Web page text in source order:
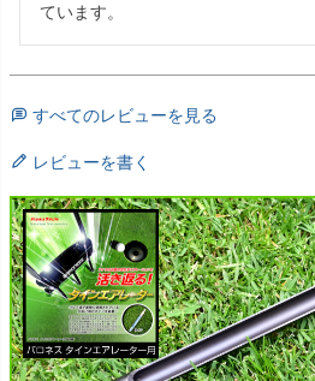
ています。
すべてのレビューを見る
レビューを書く